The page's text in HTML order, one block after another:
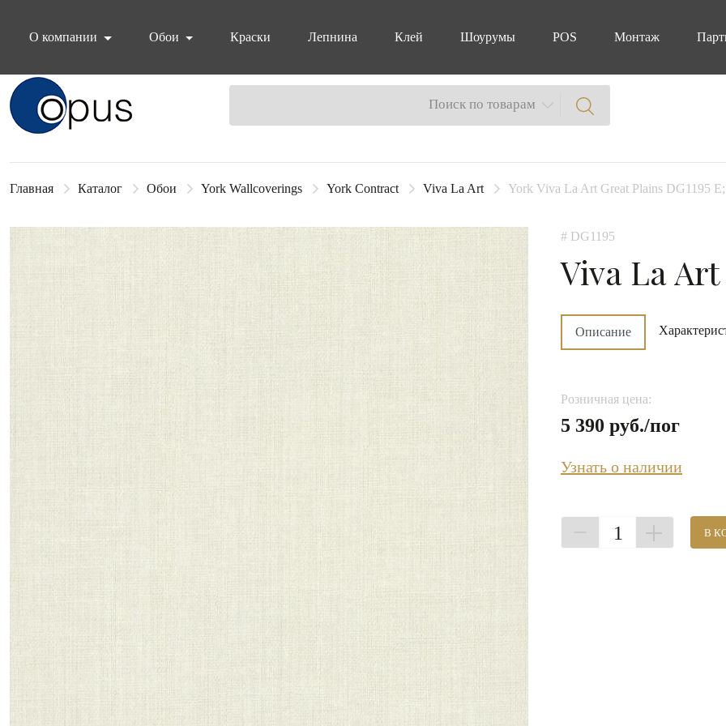
О компании
Обои Краски Лепнина Клей Шоурумы POS Монтаж
Блок поиска Поиск по товарам
Главная Каталог Обои York Wallcoverings York Contract Viva La Art York Viva La Art Great Plains DG1195
# DG1195
Viva La Art
Описание
Розничная цена:
5 390 руб./пог
Узнать о наличии
1 В